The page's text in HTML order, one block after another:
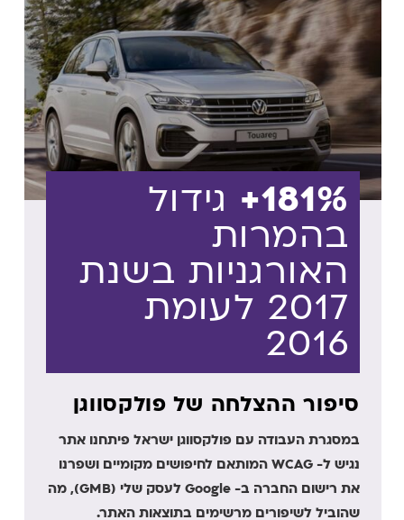
181%+ גידול
בהמרות
האורגניות בשנת
2017 לעומת
2016
סיפור ההצלחה של פולקסווגן
במסגרת העבודה עם פולקסווגן ישראל פיתחנו אתר
נגיש ל- WCAG המותאם לחיפושים מקומיים ושפרנו
את רישום החברה ב- Google לעסק שלי (GMB), מה
שהוביל לשיפורים מרשימים בתוצאות האתר.